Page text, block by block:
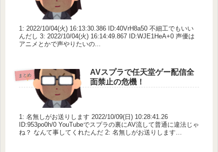
1: 2022/10/04(火) 16:13:30.386 ID:40VrH8a50 不細工でもいい
んだし 3: 2022/10/04(火) 16:14:49.867 ID:WJE1HeA+0 声優は
アニメとかで声やりたいの...
まとめ
AVスプラで任天堂ゲー配信全
面禁止の危機！
1: 名無しがお送りします 2022/10/09(日) 10:28:41.26
ID:953po0h/0 YouTubeでスプラの裏にAV流して普通に違法じゃ
ね？ なんて事してくれたんだ 2: 名無しがお送りします